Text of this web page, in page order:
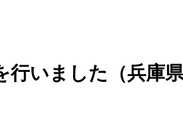
電気通信建設
いました（兵庫県